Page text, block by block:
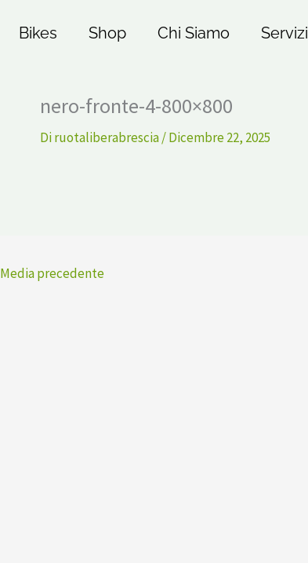
Bikes Shop Chi Siamo Servizi
nero-fronte-4-800×800
Diruotaliberabrescia/Dicembre 22, 2025
Media precedente